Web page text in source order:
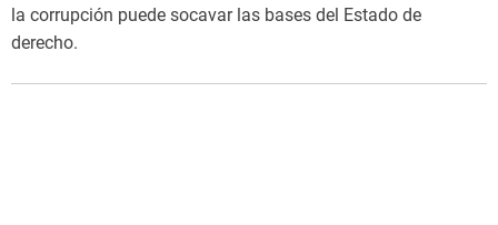
la corrupción puede socavar las bases del Estado de
derecho.